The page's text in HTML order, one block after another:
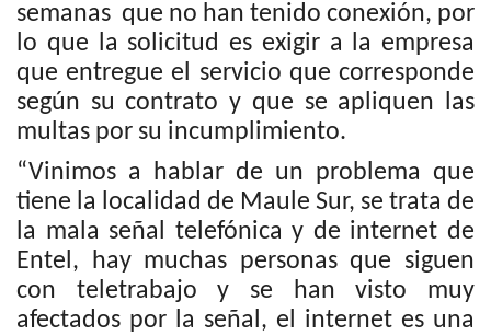
semanas que no han tenido conexión, por
lo que la solicitud es exigir a la empresa
que entregue el servicio que corresponde
según su contrato y que se apliquen las
multas por su incumplimiento.
“Vinimos a hablar de un problema que
tiene la localidad de Maule Sur, se trata de
la mala señal telefónica y de internet de
Entel, hay muchas personas que siguen
con teletrabajo y se han visto muy
afectados por la señal, el internet es una